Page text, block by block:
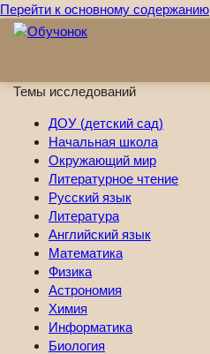
Перейти к основному содержанию
Темы исследований
ДОУ (детский сад)
Начальная школа
Окружающий мир
Литературное чтение
Русский язык
Литература
Английский язык
Математика
Физика
Астрономия
Химия
Информатика
Биология